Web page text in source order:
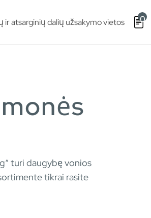
ir atsarginių dalių užsakymo vietos 0
turi daugybę vonios
tikrai rasite